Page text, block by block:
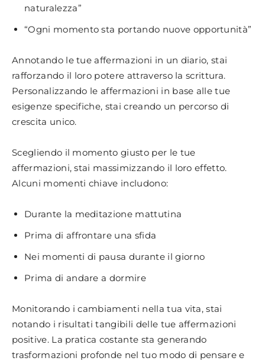
naturalezza”
“Ogni momento sta portando nuove opportunità”
Annotando le tue affermazioni in un diario, stai
rafforzando il loro potere attraverso la scrittura.
Personalizzando le affermazioni in base alle tue
esigenze specifiche, stai creando un percorso di
crescita unico.
Scegliendo il momento giusto per le tue
affermazioni, stai massimizzando il loro effetto.
Alcuni momenti chiave includono:
Durante la meditazione mattutina
Prima di affrontare una sfida
Nei momenti di pausa durante il giorno
Prima di andare a dormire
Monitorando i cambiamenti nella tua vita, stai
notando i risultati tangibili delle tue affermazioni
positive. La pratica costante sta generando
trasformazioni profonde nel tuo modo di pensare e